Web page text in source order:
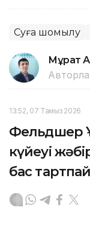
Суға шомылу
Мұрат
13:52, 07 Тамыз 2026
Фельдшер
күйеуі
бас